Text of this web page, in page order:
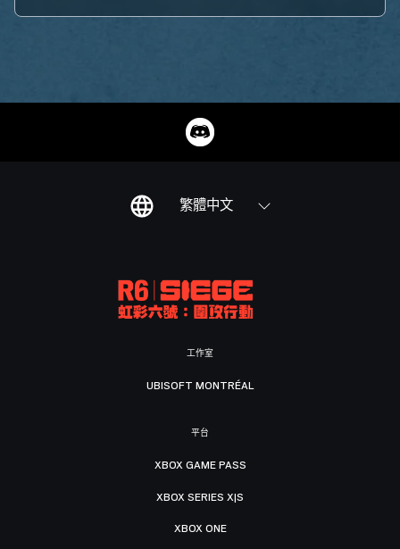
繁體中文
工作室
UBISOFT MONTRÉAL
平台
XBOX GAME PASS
XBOX SERIES X|S
XBOX ONE